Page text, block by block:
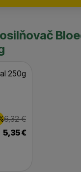
250g
Pôvodná cena
6,32€
€
5,35€